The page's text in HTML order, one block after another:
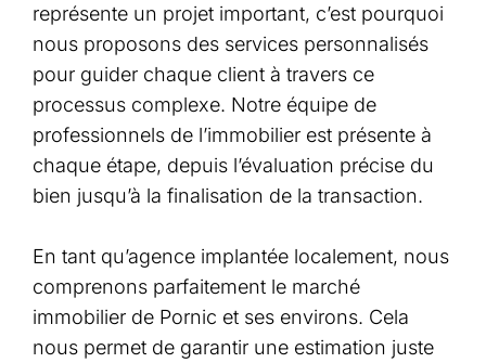
représente un projet important, c’est pourquoi
nous proposons des services personnalisés
pour guider chaque client à travers ce
processus complexe. Notre équipe de
professionnels de l’immobilier est présente à
chaque étape, depuis l’évaluation précise du
bien jusqu’à la finalisation de la transaction.
En tant qu’agence implantée localement, nous
comprenons parfaitement le marché
immobilier de Pornic et ses environs. Cela
nous permet de garantir une estimation juste